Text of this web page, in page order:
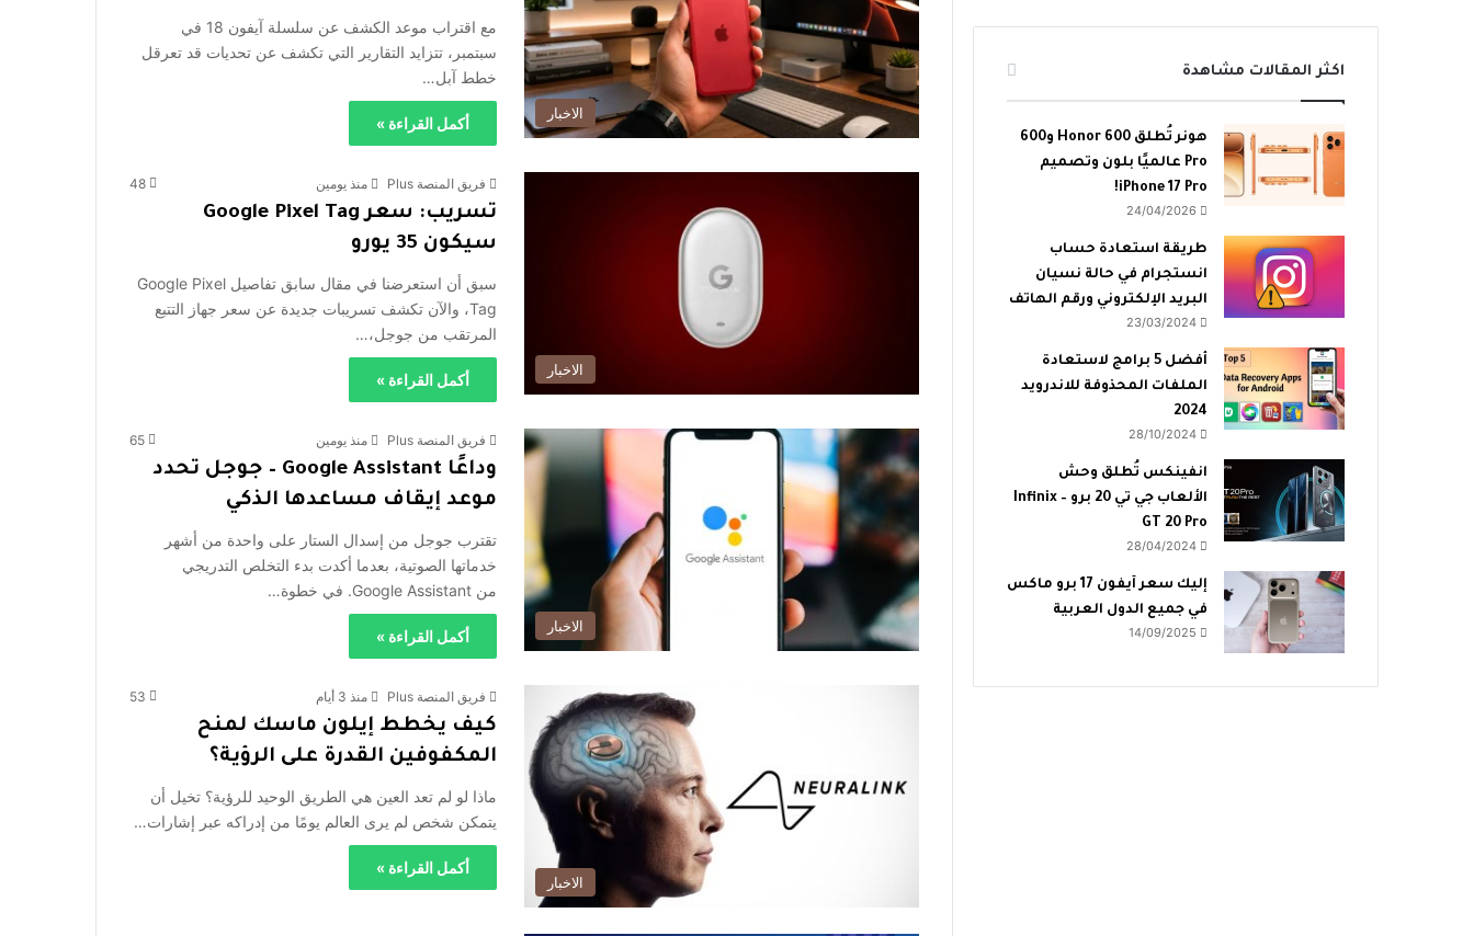
الاخبار
مع اقتراب موعد الكشف عن سلسلة آيفون 18 في
سبتمبر، تتزايد التقارير التي تكشف عن تحديات قد تعرقل
خطط آبل…
أكمل القراءة »
الاخبار
فريق المنصة Plus منذ يومين 48
تسريب: سعر Google Pixel Tag
سيكون 35 يورو
سبق أن استعرضنا في مقال سابق تفاصيل Google Pixel
Tag، والآن تكشف تسريبات جديدة عن سعر جهاز التتبع
المرتقب من جوجل،…
أكمل القراءة »
الاخبار
فريق المنصة Plus منذ يومين 65
وداعًا Google Assistant – جوجل تحدد
موعد إيقاف مساعدها الذكي
تقترب جوجل من إسدال الستار على واحدة من أشهر
خدماتها الصوتية، بعدما أكدت بدء التخلص التدريجي
من Google Assistant. في خطوة…
أكمل القراءة »
الاخبار
فريق المنصة Plus منذ 3 أيام 53
كيف يخطط إيلون ماسك لمنح
المكفوفين القدرة على الرؤية؟
ماذا لو لم تعد العين هي الطريق الوحيد للرؤية؟ تخيل أن
يتمكن شخص لم يرى العالم يومًا من إدراكه عبر إشارات…
أكمل القراءة »
اكثر المقالات مشاهدة
هونر تُطلق Honor 600 و600
Pro عالميًا بلون وتصميم
iPhone 17 Pro!
24/04/2026
طريقة استعادة حساب
انستجرام في حالة نسيان
البريد الإلكتروني ورقم الهاتف
23/03/2024
أفضل 5 برامج لاستعادة
الملفات المحذوفة للاندرويد
2024
28/10/2024
انفينكس تُطلق وحش
الألعاب جي تي 20 برو – Infinix
GT 20 Pro
28/04/2024
إليك سعر آيفون 17 برو ماكس
في جميع الدول العربية
14/09/2025